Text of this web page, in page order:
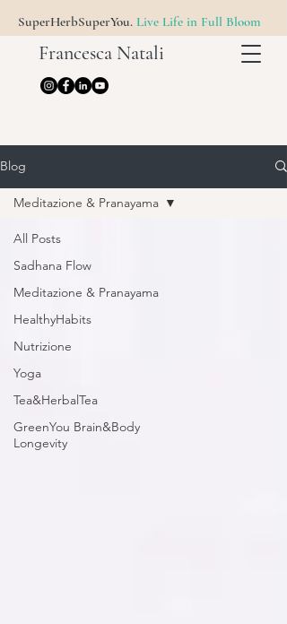
SuperHerbSuperYou. Live Life in Full Bloom
Francesca Natali
Blog
All Posts
Sadhana Flow
Meditazione & Pranayama
HealthyHabits
Nutrizione
Yoga
Tea&HerbalTea
GreenYou Brain&Body
Longevity
Meditazione & Pranayama